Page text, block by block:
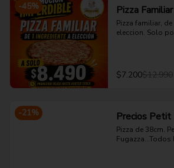
-45% Pizza
Pizza familiar,
eleccion. Solo
$7.200$12.990
-21% Precios Petit
Pizza de 38cm.